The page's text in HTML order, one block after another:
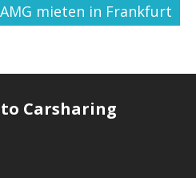
mieten in Frankfurt
Carsharing